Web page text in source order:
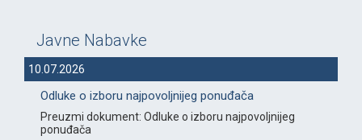
Javne Nabavke
10.07.2026
Odluke o izboru najpovoljnijeg ponuđača
Preuzmi dokument: Odluke o izboru najpovoljnijeg
ponuđača